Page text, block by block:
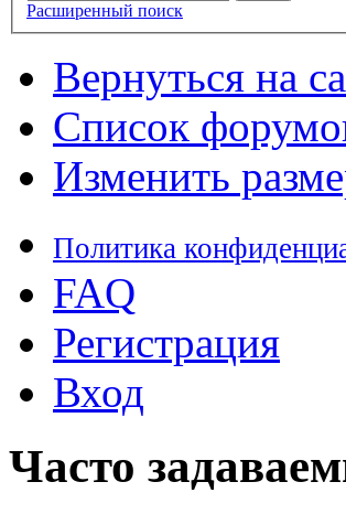
Расширенный поиск
Вернуться на
Список
Изменить
Политика
FAQ
Регистрация
Вход
Часто